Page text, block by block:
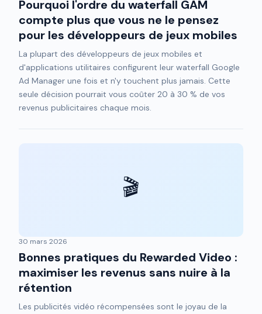
Pourquoi l'ordre du waterfall GAM
compte plus que vous ne le pensez
pour les développeurs de jeux mobiles
La plupart des développeurs de jeux mobiles et
d'applications utilitaires configurent leur waterfall Google
Ad Manager une fois et n'y touchent plus jamais. Cette
seule décision pourrait vous coûter 20 à 30 % de vos
revenus publicitaires chaque mois.
🎬
30 mars 2026
Bonnes pratiques du Rewarded Video :
maximiser les revenus sans nuire à la
rétention
Les publicités vidéo récompensées sont le joyau de la